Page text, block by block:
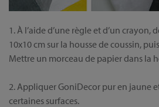
1. À l’aide d’une règle et d’un crayon,
10x10 cm sur la housse de coussin,
Mettre un morceau de papier dans la
2. Appliquer GoniDecor pur en jaune
certaines surfaces.